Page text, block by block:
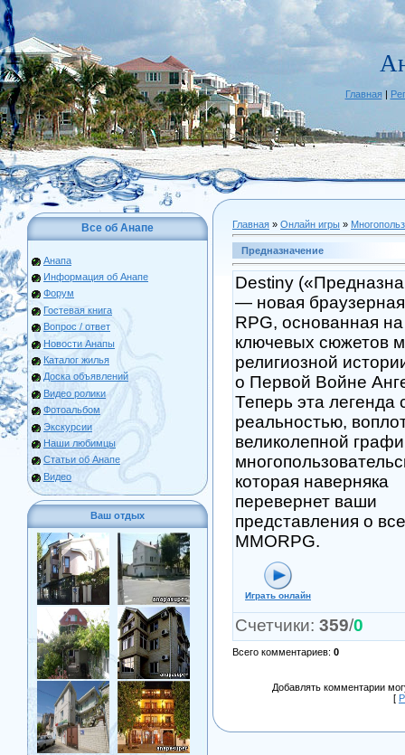
Главная|
Все об Анапе
Анапа
Информация об Анапе
Форум
Гостевая книга
Вопрос / ответ
Новости Анапы
Каталог жилья
Доска объявлений
Видео ролики
Фотоальбом
Экскурсии
Наши любимцы
Статьи об Анапе
Видео
Ваш отдых
Главная » Онлайн игры »
Предназначение
Destiny
— новая
RPG, основанная
ключевых сюжетов
религиозной
о Первой Войне
Теперь эта легенда
реальностью,
великолепной
которая наверняка
перевернет ваши
представления о
MMORPG.
Играть онлайн
Счетчики: 359/0
Всего комментариев: 0
Добавлять комментарии
[